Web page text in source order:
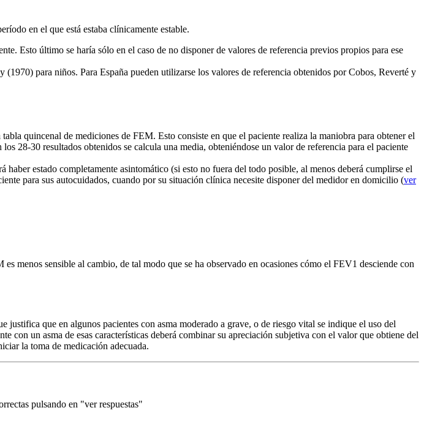
en el que está estaba clínicamente estable.
Esto último se haría sólo en el caso de no disponer de valores de referencia previos propios para ese
para niños. Para España pueden utilizarse los valores de referencia obtenidos por Cobos, Reverté y
quincenal de mediciones de FEM. Esto consiste en que el paciente realiza la maniobra para obtener el
los 28-30 resultados obtenidos se calcula una media, obteniéndose un valor de referencia para el paciente
haber estado completamente asintomático (si esto no fuera del todo posible, al menos deberá cumplirse el
para sus autocuidados, cuando por su situación clínica necesite disponer del medidor en domicilio (ver
menos sensible al cambio, de tal modo que se ha observado en ocasiones cómo el FEV1 desciende con
que en algunos pacientes con asma moderado a grave, o de riesgo vital se indique el uso del
un asma de esas características deberá combinar su apreciación subjetiva con el valor que obtiene del
la toma de medicación adecuada.
pulsando en "ver respuestas"